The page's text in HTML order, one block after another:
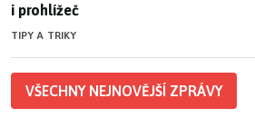
i prohlížeč
TIPY A TRIKY
VŠECHNY NEJNOVĚJŠÍ ZPRÁVY